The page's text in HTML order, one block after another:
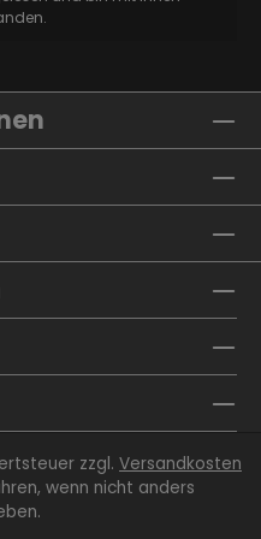
zzgl. Versandkosten
wenn nicht anders